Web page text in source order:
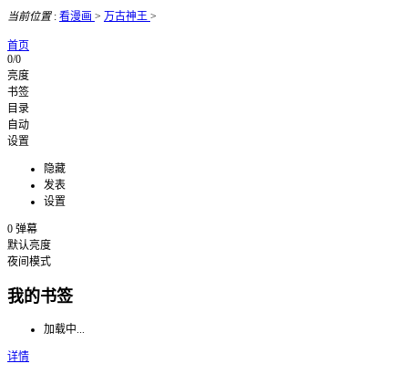
当前位置: 看漫画 > 万古神王 >
首页
0/0
亮度
书签
目录
自动
设置
隐藏
发表
设置
0 弹幕
默认亮度
夜间模式
我的书签
加载中...
详情